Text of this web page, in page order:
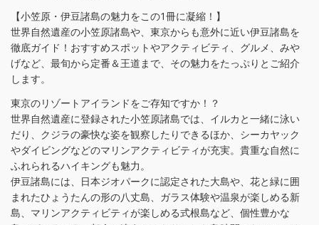
【小笠原・伊豆諸島の魅力をこの1冊に凝縮！】
世界自然遺産の小笠原諸島や、東京からも意外に近い伊豆諸島を
徹底ガイド！おすすめスポットやアクティビティ、グルメ、みや
げなど、最旬から定番＆王道まで、その魅力をたっぷりとご紹介
します。
東京のリゾートアイランドをご存知ですか！？
世界自然遺産に登録された小笠原諸島では、イルカと一緒に泳い
だり、クジラの豪快な姿を観察したりできるほか、シーカヤック
やダイビングなどのマリンアクティビティが充実。貴重な自然に
ふれられるハイキングも魅力。
伊豆諸島には、日本ジオパークに認定された大島や、花と緑に囲
まれたひょうたんの形の八丈島、ガラス体験や温泉が楽しめる新
島、マリンアクティビティが楽しめる式根島など、個性豊かな